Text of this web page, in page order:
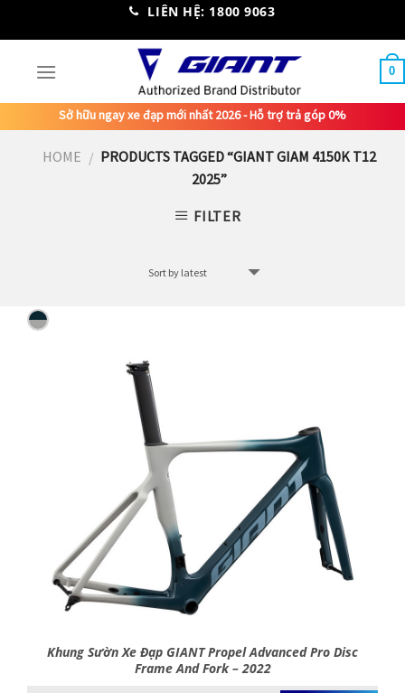
LIÊN HỆ: 1800 9063
0
Sở hữu ngay xe đạp mới nhất 2026 - Hỗ trợ trả góp 0%
HOME / PRODUCTS TAGGED “GIANT GIAM 4150K T12
2025”
FILTER
Khung Sườn Xe Đạp GIANT Propel Advanced Pro Disc
Frame And Fork – 2022